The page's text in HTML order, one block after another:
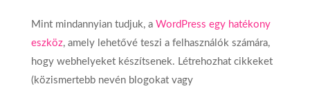
Mint mindannyian tudjuk, a WordPress egy hatékony
eszköz, amely lehetővé teszi a felhasználók számára,
hogy webhelyeket készítsenek. Létrehozhat cikkeket
(közismertebb nevén blogokat vagy